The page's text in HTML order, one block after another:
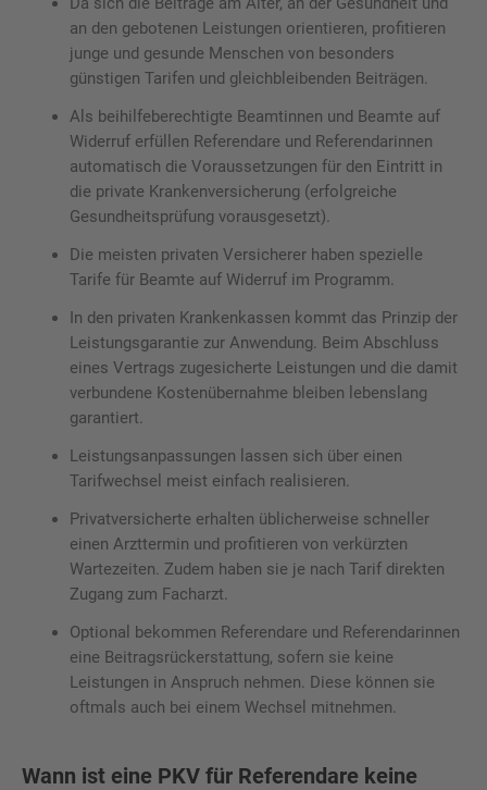
an den gebotenen Leistungen orientieren, profitieren
junge und gesunde Menschen von besonders
günstigen Tarifen und gleichbleibenden Beiträgen.
Als beihilfeberechtigte Beamtinnen und Beamte auf
Widerruf erfüllen Referendare und Referendarinnen
automatisch die Voraussetzungen für den Eintritt in
die private Krankenversicherung (erfolgreiche
Gesundheitsprüfung vorausgesetzt).
Die meisten privaten Versicherer haben spezielle
Tarife für Beamte auf Widerruf im Programm.
In den privaten Krankenkassen kommt das Prinzip der
Leistungsgarantie zur Anwendung. Beim Abschluss
eines Vertrags zugesicherte Leistungen und die damit
verbundene Kostenübernahme bleiben lebenslang
garantiert.
Leistungsanpassungen lassen sich über einen
Tarifwechsel meist einfach realisieren.
Privatversicherte erhalten üblicherweise schneller
einen Arzttermin und profitieren von verkürzten
Wartezeiten. Zudem haben sie je nach Tarif direkten
Zugang zum Facharzt.
Optional bekommen Referendare und Referendarinnen
eine Beitragsrückerstattung, sofern sie keine
Leistungen in Anspruch nehmen. Diese können sie
oftmals auch bei einem Wechsel mitnehmen.
Wann ist eine PKV für Referendare keine